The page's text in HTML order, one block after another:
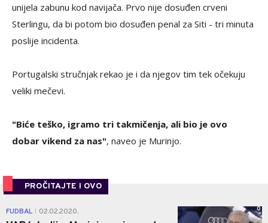
unijela zabunu kod navijača. Prvo nije dosuđen crveni
Sterlingu, da bi potom bio dosuđen penal za Siti - tri minuta
poslije incidenta.
Portugalski stručnjak rekao je i da njegov tim tek očekuju
veliki mečevi.
"Biće teško, igramo tri takmičenja, ali bio je ovo
dobar vikend za nas", naveo je Murinjo.
PROČITAJTE I OVO
FUDBAL 02.02.2020. 0